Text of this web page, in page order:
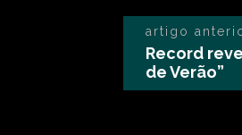
artigo
Record
de Verão”